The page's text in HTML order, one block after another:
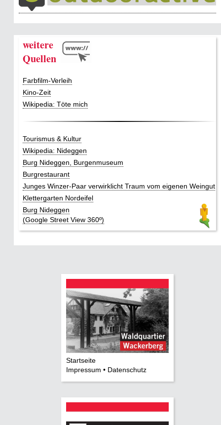
weitere
Quellen
Farbfilm-Verleih
Kino-Zeit
Wikipedia: Töte mich
Tourismus & Kultur
Wikipedia: Nideggen
Burg Nideggen, Burgenmuseum
Burgrestaurant
Junges Winzer-Paar verwirklicht Traum vom eigenen Weingut
Klettergarten Nordeifel
Burg Nideggen
(Google Street View 360º)
Startseite
Impressum • Datenschutz